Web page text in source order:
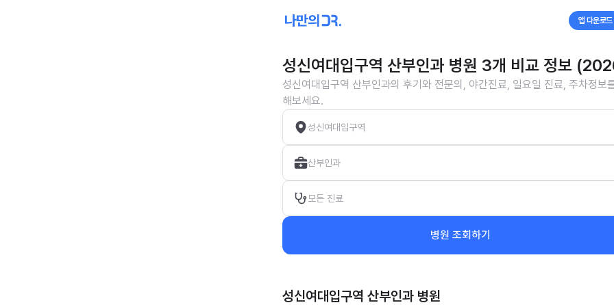
앱 다운로드
성신여대입구역 산부인과 병원 3개 비교 정보
성신여대입구역 산부인과의 후기와 전문의, 야간진료, 일요일 진료, 주차정보
해보세요.
성신여대입구역
산부인과
모든 진료
병원 조회하기
성신여대입구역 산부인과 병원